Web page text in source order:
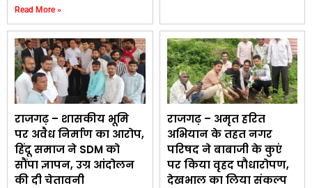
Read More »
राजगढ़ – शासकीय भूमि
पर अवैध निर्माण का आरोप,
हिंदू समाज ने SDM को
सौंपा ज्ञापन, उग्र आंदोलन
की दी चेतावनी
राजगढ़ – अमृत हरित
अभियान के तहत नगर
परिषद ने बाबाजी के कुएं
पर किया वृहद पौधारोपण,
देखभाल का लिया संकल्प